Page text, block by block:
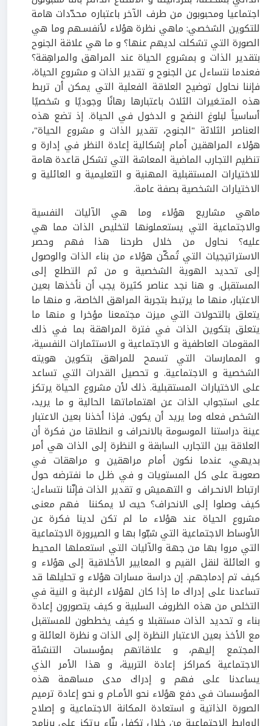
اجتماعيا ومحبوبون من طرف الآخر باعتباره محدّدات هامة
للتكوين الشخصي: ماهي نظرة هؤلاء لأنفسـهم وما هي
الصورة التي تشكلت لديهم عنها؟ و ما هي علاقة الجنوح
بتقدير الذات و بمشروع الحياة عند المراهق والمراهِقة؟
فعندما نتساءل عن الجنوح و تقدير الذات و مشروع الحياة،
فإننا نحاول توضيح العلاقة الفعلية التي يمكن أن تربط
هذه المتـغيرات الثلاث باعتبارها رهانًا وجوديًا و شخصيًا
أساسياً لبلوغ النضج و الدخول في الحياة. إذ تضع هذه
العناصر الثلاثة "الجنوح، تقدير الذات و مشروع الحياة"،
هؤلاء المراهقين أمام إشكالية إعادة النظر في إدارة و
تنظيم التجارب الماضية المعاشة التي تشكل قاعدة هامة
للاختيارات المستقبلية المهنية و التعليمية و العائلية و
الاختيارات الشخصية بصفة عامة.
ماهي مشاريع هؤلاء وما هي الآليات النفسية
والاجتماعية التي يستعملونها لتخليص الذات مما هي
عليه؟ نحاول من خلال طرحنا هذا فهم وحصر
الاستراتيجيات التي تُمكّن هؤلاء من بناء الذات والوصول
إلى تحديد الهوية الشخصية و من ثم التطلع إلى
المستقبل. و هنا نجد عناصر كثيرة يجب أن نأخذها بعين
الاعتبار، منها ما يرتبط بتجربة المراهق الخاصة، و منها ما
يتعلق بالتحولات التي ميزت مجتمعنا مؤخرا و منها ما
يتعلق بتكوين الذات في فترة المراهقة بما في ذلك
المقومات العاطفية و الاجتماعية و الاستثمارات النفسية،
و الممارسات التي تسمح للمراهق بتكوين هويته
الشخصية و الاجتماعية. و تحصيل القدرات التي تساعد
على الاختيارات المستقبلية. ذلك لأن مشروع الحياة يرتكز
على استجواب الذات عن اهتماماتها الحالية و ما يريد،
الشخص فعله وما يريد أن يكون. فإذا أخذنا بعين الاعتبار
عينة دراستنا الموسومة بالانحراف و انطلاقا من فكرة أن
العلاقة بين التجارب السابقة و النظرة إلى الذات هي أمر
بديهي، عندما نكون أمام مراهقين و مراهقات في
صعوبـة على كل المستويات و في ظـل ما نفترضه حول
ارتباط الانحـراف و التهميش و تقدير الذات فإنّنا نتساءل:
كيف وصلوا إلى الانحراف؟ حيث لا يمكننا فهم معنى
مشروع الحياة عند هؤلاء ما لم تكن لدينا فكرة عن
الأوساط الاجتماعية التي شبّوا بها و الصيرورة الاجتماعية
التي مروا بها من جهة والآليات التي استعملها المحيط
و العائلة لنقل القيم و المعايير الأخلاقية إلى هؤلاء و
كيف تم إدماجهم. إن دراسة مسارات هؤلاء و تحليلها قد
تساعدنا على إدراك ما إذا كان لهؤلاء الرغبة و النية في
التخلص من هذه الظروف السلبية و كيف يتصورون إعادة
بناء و تحديد الذات مستقبلا و كيف يخططون للمستقبل
مع الأخذ بعين الاعتبار النظرة إلى الذات و نظرة العائلة و
المجتمع إليهم، و علاقاتهم بمؤسسات التنشئة
الاجتماعية كمراكز إعادة التربية، و هذا الأمر الذي
يساعدنا على فهم و إدراك مدى مساهمة هذه
المؤسسات في دفع هؤلاء نحو الأمـام و نحو إعادة ترميم
الصورة الذاتية و استعادة المكانة الاجتماعية و إصلاح